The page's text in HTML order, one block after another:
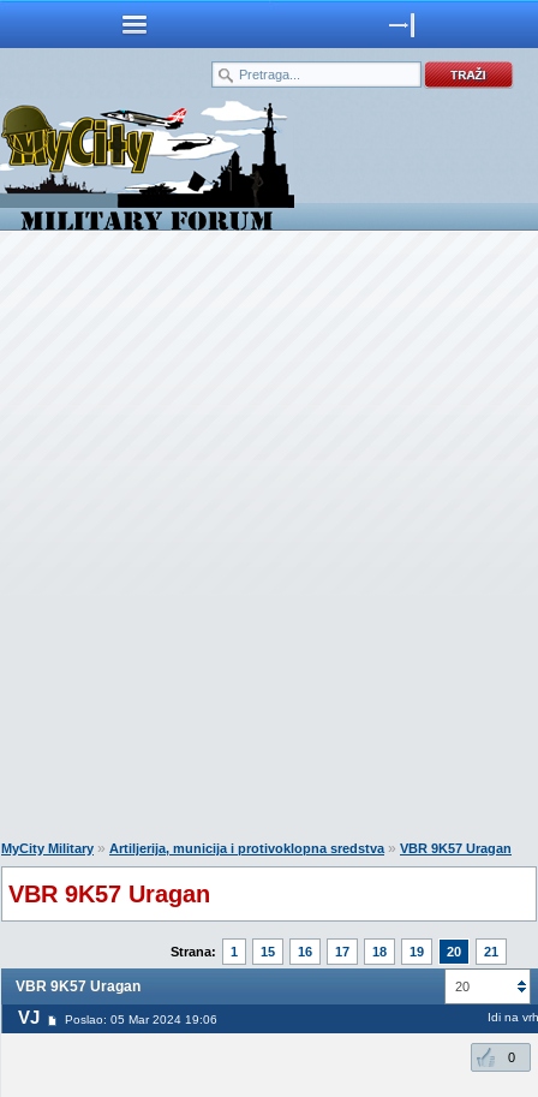
MyCity Military » Artiljerija, municija i protivoklopna sredstva» VBR 9K57 Uragan
VBR 9K57 Uragan
Strana: 1 15 16 17 18 19 20 21
20
VBR 9K57 Uragan
VJ Poslao: 05 Mar 2024 19:06 Idi na vrh
0